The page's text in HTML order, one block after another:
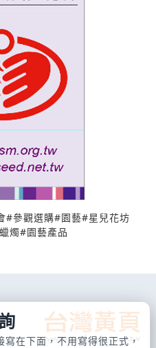
#參觀選購#園藝#星兒花坊
燭#園藝產品
在下面，不用寫得很正式，